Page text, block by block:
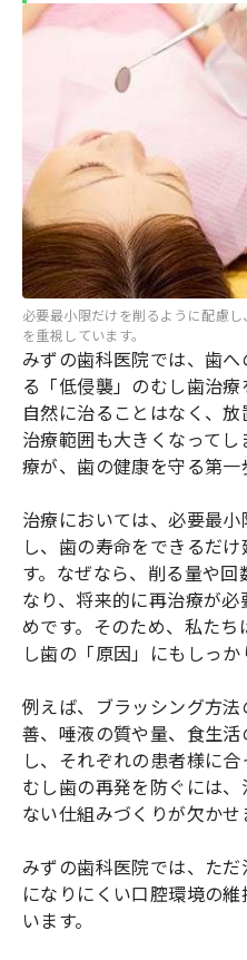
必要最小限だけを削るように配慮
を重視しています。
みずの歯科医院では、歯
る「低侵襲」のむし歯治
自然に治ることはなく、放
治療範囲も大きくなって
療が、歯の健康を守る第一
治療においては、必要最
し、歯の寿命をできるだ
す。なぜなら、削る量や
なり、将来的に再治療が
めです。そのため、私た
し歯の「原因」にもしっか
例えば、ブラッシング方
善、唾液の質や量、食生
し、それぞれの患者様に合
むし歯の再発を防ぐには
ない仕組みづくりが欠かせ
みずの歯科医院では、た
になりにくい口腔環境の
います。